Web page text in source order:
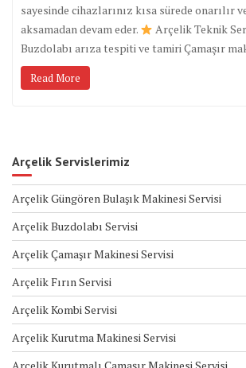
sayesinde cihazlarınız kısa sürede onarılır
aksamadan devam eder.
Arçelik Teknik
Buzdolabı arıza tespiti ve tamiri Çamaşır
Read More
Arçelik Servislerimiz
Arçelik Güngören Bulaşık Makinesi Servisi
Arçelik Buzdolabı Servisi
Arçelik Çamaşır Makinesi Servisi
Arçelik Fırın Servisi
Arçelik Kombi Servisi
Arçelik Kurutma Makinesi Servisi